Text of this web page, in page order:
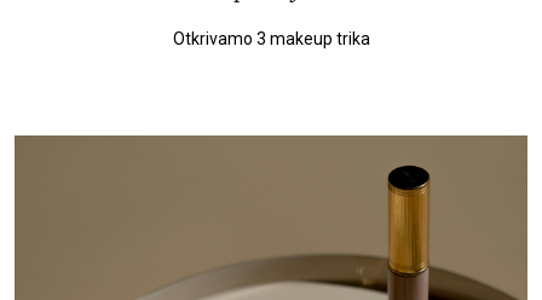
Otkrivamo 3 makeup trika